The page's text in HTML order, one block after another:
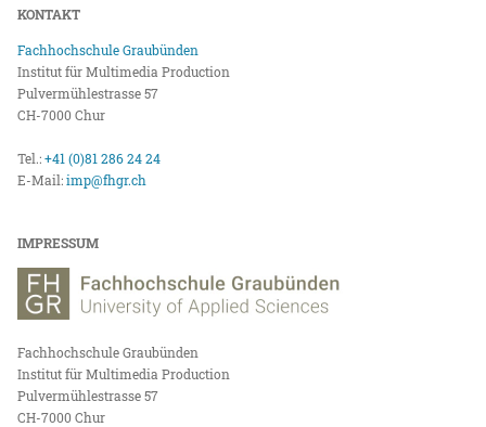
KONTAKT
Fachhochschule Graubünden
Institut für Multimedia Production
Pulvermühlestrasse 57
CH-7000 Chur
Tel.:+41 (0)81 286 24 24
E-Mail:imp@fhgr.ch
IMPRESSUM
Fachhochschule Graubünden
Institut für Multimedia Production
Pulvermühlestrasse 57
CH-7000 Chur